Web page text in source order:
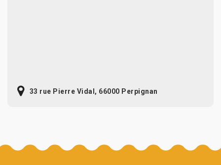
33 rue Pierre Vidal, 66000 Perpignan